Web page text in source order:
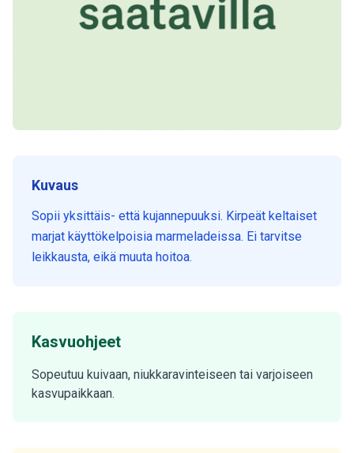
Kuvaus
Sopii yksittäis- että kujannepuuksi. Kirpeät keltaiset
marjat käyttökelpoisia marmeladeissa. Ei tarvitse
leikkausta, eikä muuta hoitoa.
Kasvuohjeet
Sopeutuu kuivaan, niukkaravinteiseen tai varjoiseen
kasvupaikkaan.